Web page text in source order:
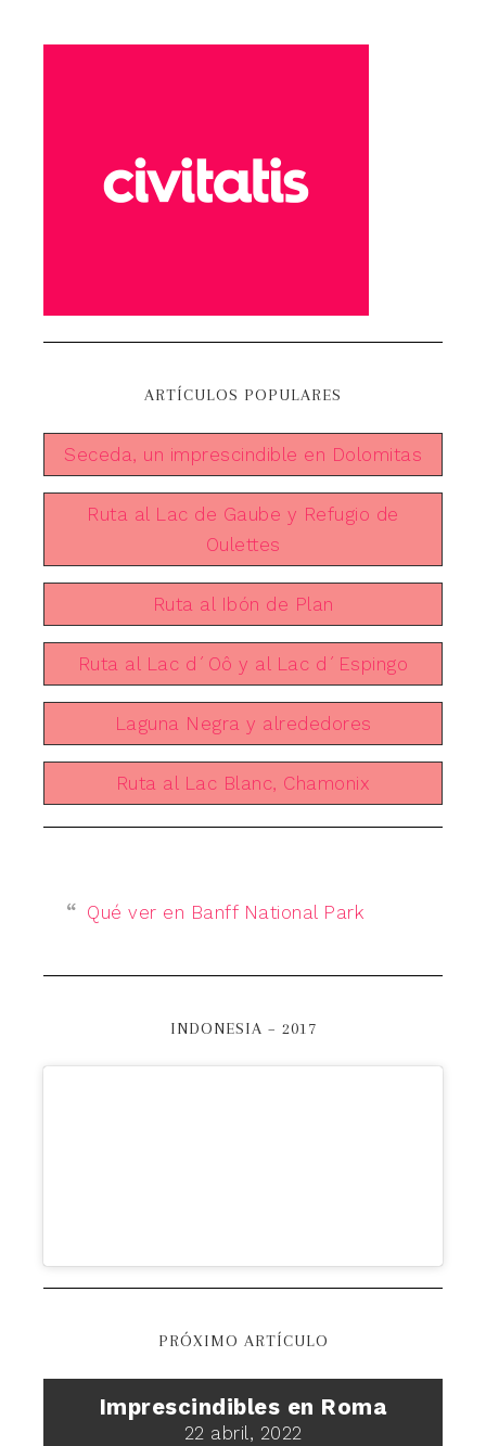
ARTÍCULOS POPULARES
Seceda, un imprescindible en Dolomitas
Ruta al Lac de Gaube y Refugio de
Oulettes
Ruta al Ibón de Plan
Ruta al Lac d´Oô y al Lac d´Espingo
Laguna Negra y alrededores
Ruta al Lac Blanc, Chamonix
Qué ver en Banff National Park
INDONESIA – 2017
PRÓXIMO ARTÍCULO
Imprescindibles en Roma
22 abril, 2022